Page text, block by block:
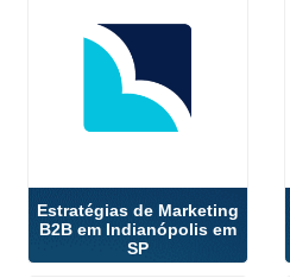
Estratégias de Marketing
B2B em Indianópolis em
SP